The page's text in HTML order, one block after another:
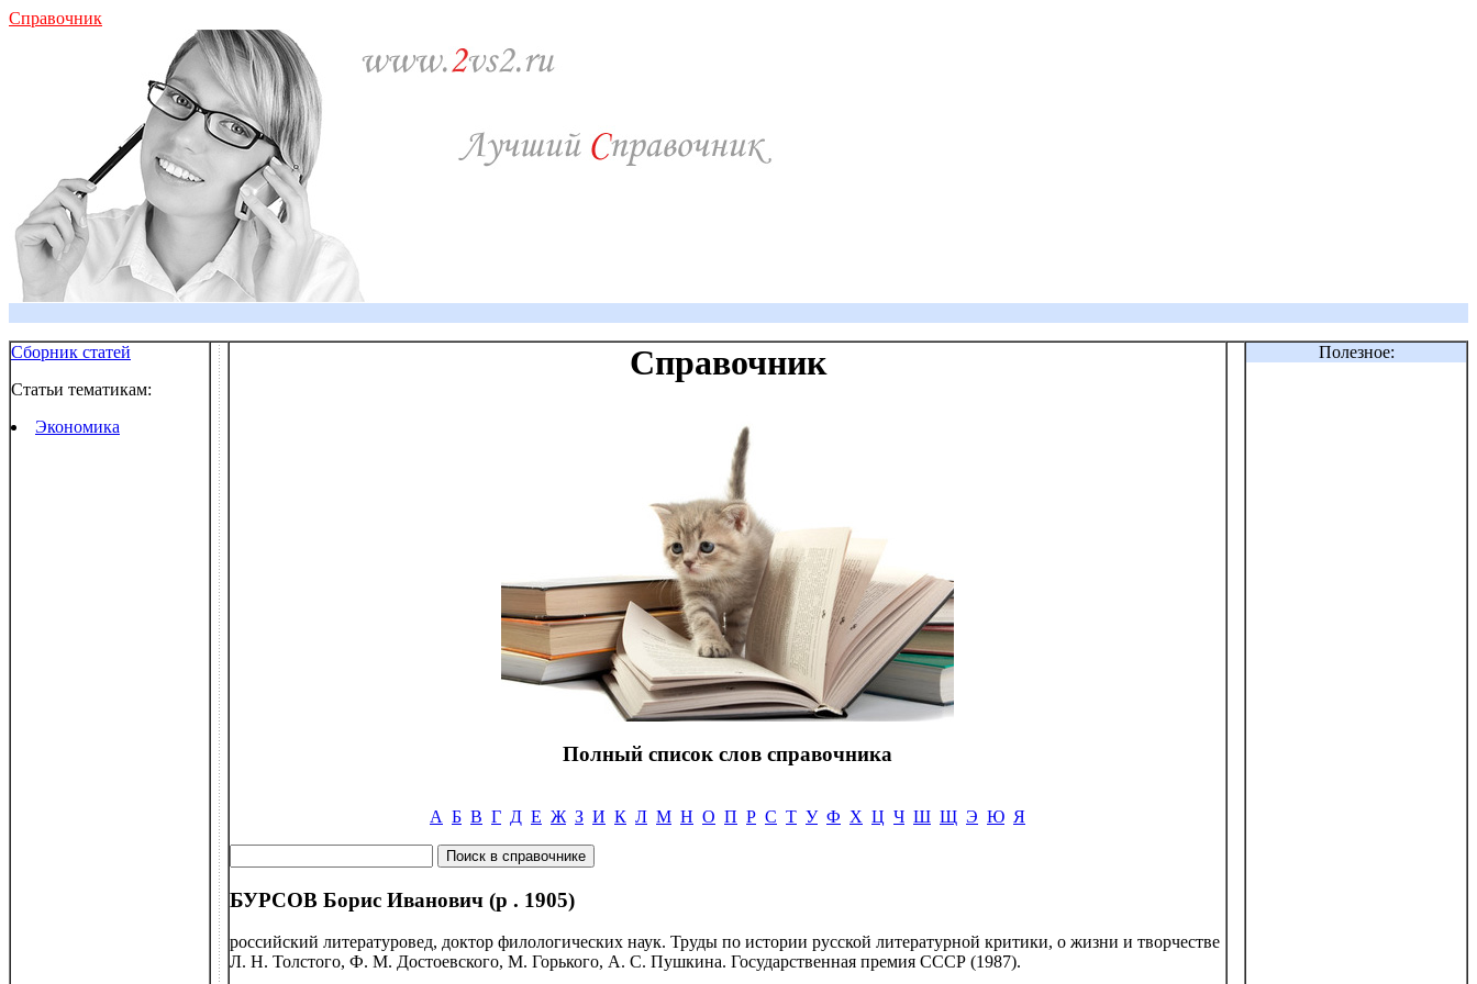
Справочник
Сборник статей
Статьи тематикам:
Экономика
Справочник
Полный список слов справочника
А Б В Г Д Е Ж З И К Л М Н О П Р С Т У Ф Х Ц Ч Ш Щ Э Ю Я
БУРСОВ Борис Иванович (р . 1905)
российский литературовед, доктор филологических наук. Труды по истории русской литературной критики, о жизни и творчестве
Л. Н. Толстого, Ф. М. Достоевского, М. Горького, А. С. Пушкина. Государственная премия СССР (1987).
Полезное: